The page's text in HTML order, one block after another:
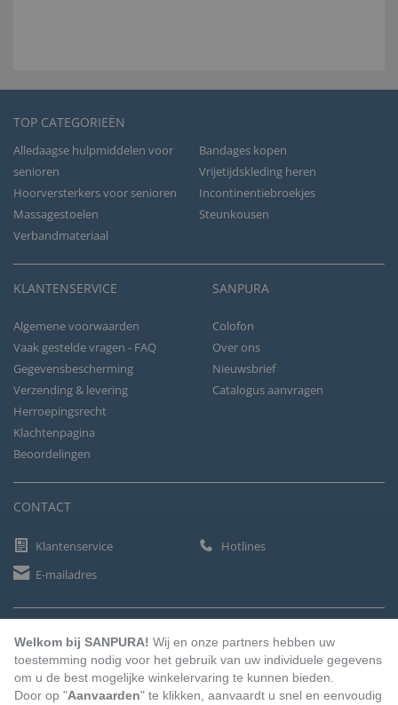
TOP CATEGORIEËN
Alledaagse hulpmiddelen voor
senioren
Bandages kopen
Vrijetijdskleding heren
Hoorversterkers voor senioren
Incontinentiebroekjes
Massagestoelen
Steunkousen
Verbandmateriaal
KLANTENSERVICE
Algemene voorwaarden
Vaak gestelde vragen - FAQ
Gegevensbescherming
Verzending & levering
Herroepingsrecht
Klachtenpagina
Beoordelingen
SANPURA
Colofon
Over ons
Nieuwsbrief
Catalogus aanvragen
CONTACT
Klantenservice
Hotlines
E-mailadres
Vooruitbetaling Factuur Automatische afschrijving
Welkom bij SANPURA! Wij en onze partners hebben uw
toestemming nodig voor het gebruik van uw individuele gegevens
om u de best mogelijke winkelervaring te kunnen bieden.
Door op "Aanvaarden" te klikken, aanvaardt u snel en eenvoudig